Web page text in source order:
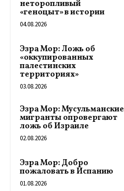
неторопливый
«геноцыт» в истории
04.08.2026
Эзра Мор: Ложь об
«оккупированных
палестинских
территориях»
03.08.2026
Эзра Мор: Мусульманские
мигранты опровергают
ложь об Израиле
02.08.2026
Эзра Мор: Добро
пожаловать в Испанию
01.08.2026